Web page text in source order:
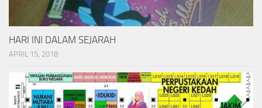
HARI INI DALAM SEJARAH
APRIL 15, 2018